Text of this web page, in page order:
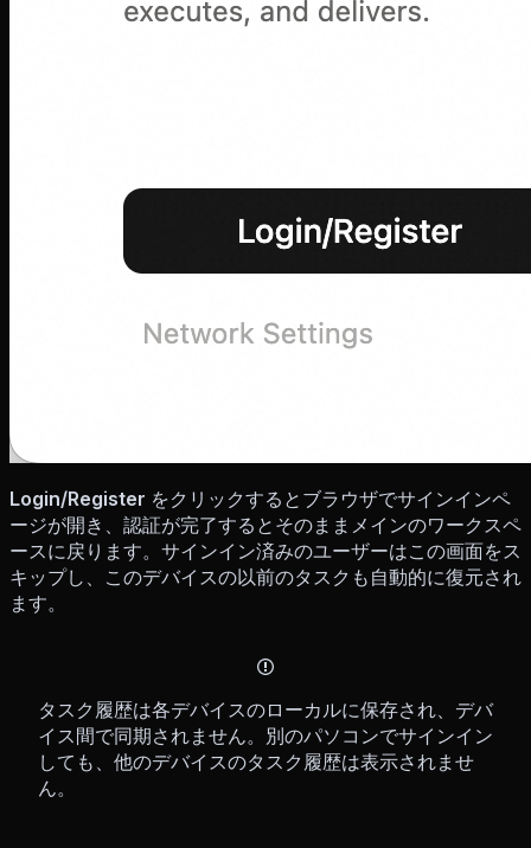
Login/Register をクリックするとブラウザでサインインペ
ージが開き、認証が完了するとそのままメインのワークスペ
ースに戻ります。サインイン済みのユーザーはこの画面をス
キップし、このデバイスの以前のタスクも自動的に復元され
ます。
タスク履歴は各デバイスのローカルに保存され、デバ
イス間で同期されません。別のパソコンでサインイン
しても、他のデバイスのタスク履歴は表示されませ
ん。